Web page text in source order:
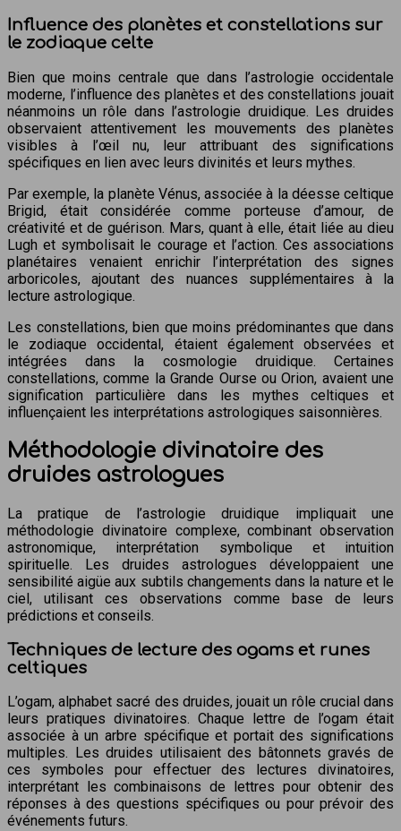
Influence des planètes et constellations sur
le zodiaque celte
Bien que moins centrale que dans l’astrologie occidentale
moderne, l’influence des planètes et des constellations jouait
néanmoins un rôle dans l’astrologie druidique. Les druides
observaient attentivement les mouvements des planètes
visibles à l’œil nu, leur attribuant des significations
spécifiques en lien avec leurs divinités et leurs mythes.
Par exemple, la planète Vénus, associée à la déesse celtique
Brigid, était considérée comme porteuse d’amour, de
créativité et de guérison. Mars, quant à elle, était liée au dieu
Lugh et symbolisait le courage et l’action. Ces associations
planétaires venaient enrichir l’interprétation des signes
arboricoles, ajoutant des nuances supplémentaires à la
lecture astrologique.
Les constellations, bien que moins prédominantes que dans
le zodiaque occidental, étaient également observées et
intégrées dans la cosmologie druidique. Certaines
constellations, comme la Grande Ourse ou Orion, avaient une
signification particulière dans les mythes celtiques et
influençaient les interprétations astrologiques saisonnières.
Méthodologie divinatoire des
druides astrologues
La pratique de l’astrologie druidique impliquait une
méthodologie divinatoire complexe, combinant observation
astronomique, interprétation symbolique et intuition
spirituelle. Les druides astrologues développaient une
sensibilité aigüe aux subtils changements dans la nature et le
ciel, utilisant ces observations comme base de leurs
prédictions et conseils.
Techniques de lecture des ogams et runes
celtiques
L’ogam, alphabet sacré des druides, jouait un rôle crucial dans
leurs pratiques divinatoires. Chaque lettre de l’ogam était
associée à un arbre spécifique et portait des significations
multiples. Les druides utilisaient des bâtonnets gravés de
ces symboles pour effectuer des lectures divinatoires,
interprétant les combinaisons de lettres pour obtenir des
réponses à des questions spécifiques ou pour prévoir des
événements futurs.